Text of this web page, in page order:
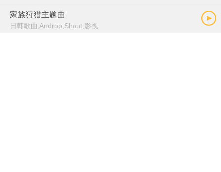
家族狩猎主题曲
日韩歌曲,Androp,Shout,影视